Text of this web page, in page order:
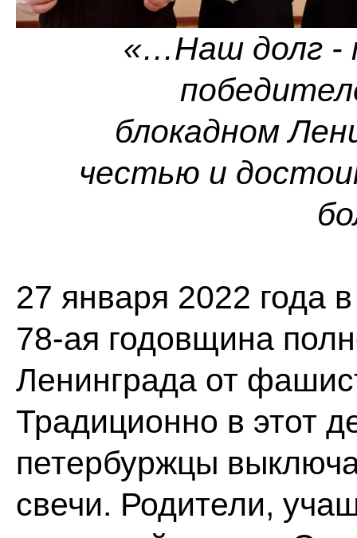
«…Наш долг -
блокадном
честью и
27 января 2022 года
78-ая годовщина
Ленинграда от
Традиционно в этот
петербуржцы
свечи. Родители,